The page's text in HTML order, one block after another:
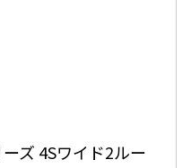
ズ 4Sワイド2ルー